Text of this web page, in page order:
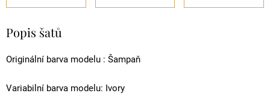
Popis šatů
Originální barva modelu : Šampaň
Variabilní barva modelu: Ivory